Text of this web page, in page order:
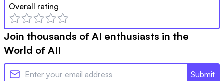
Overall rating
Join thousands of AI enthusiasts in the
World of AI!
Submit